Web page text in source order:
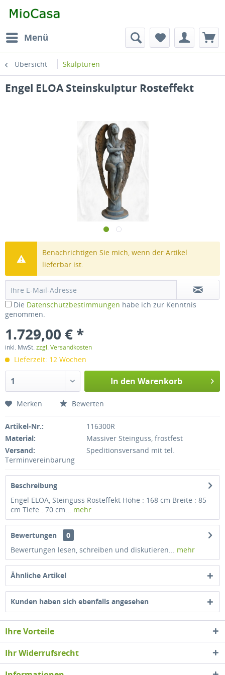
Menü
Übersicht Skulpturen
Engel ELOA Steinskulptur Rosteffekt
Benachrichtigen Sie mich, wenn der Artikel
lieferbar ist.
Die Datenschutzbestimmungen habe ich zur Kenntnis
genommen.
1.729,00 € *
inkl. MwSt.zzgl. Versandkosten
Lieferzeit: 12 Wochen
In den Warenkorb
Merken Bewerten
Artikel-Nr.:
116300R
Material:
Massiver Steinguss, frostfest
Versand:
Speditionsversand mit tel.
Terminvereinbarung
Beschreibung
Engel ELOA, Steinguss Rosteffekt Höhe : 168 cm Breite : 85
cm Tiefe : 70 cm... mehr
Bewertungen
0
Bewertungen lesen, schreiben und diskutieren... mehr
Ähnliche Artikel
Kunden haben sich ebenfalls angesehen
Ihre Vorteile
Ihr Widerrufsrecht